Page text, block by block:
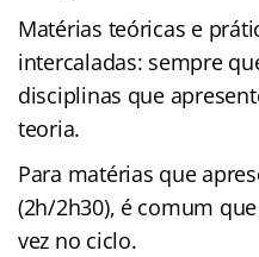
Matérias teóricas e
intercaladas: sempre
disciplinas que
teoria.
Para matérias que
(2h/2h30), é comum
vez no ciclo.